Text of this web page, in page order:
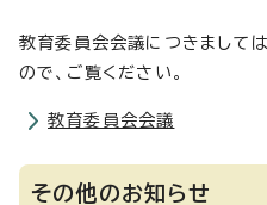
教育委員会会議につきまして
ので、ご覧ください。
教育委員会会議
その他のお知らせ